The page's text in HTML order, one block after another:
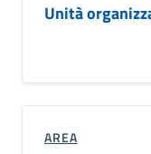
Unità
AREA